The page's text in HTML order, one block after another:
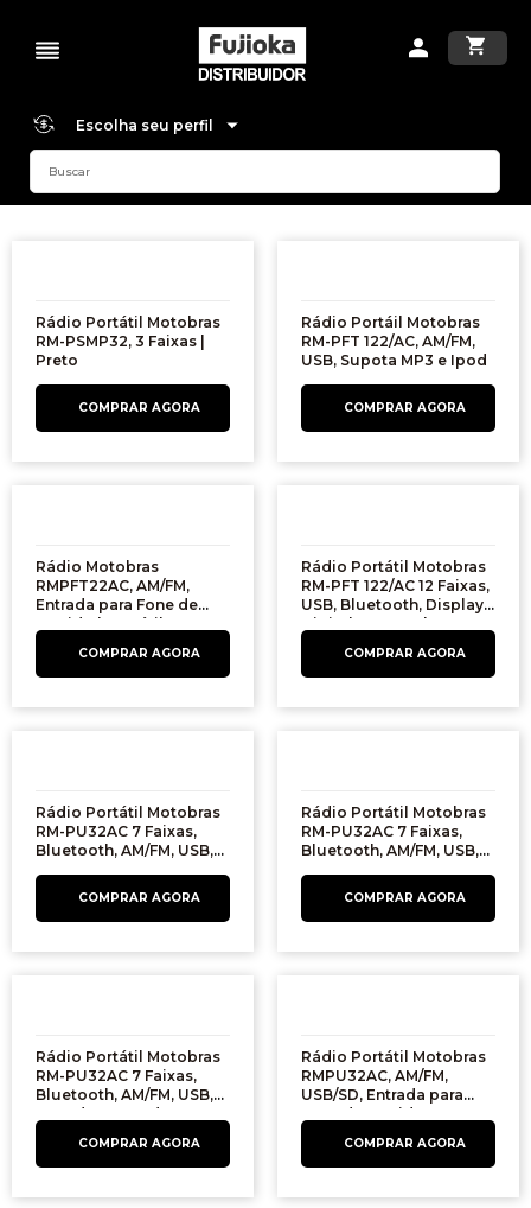
Escolha seu perfil
Rádio Portátil Motobras
RM-PSMP32, 3 Faixas |
Preto
Rádio Portáil Motobras
RM-PFT 122/AC, AM/FM,
USB, Supota MP3 e Ipod
Rádio Motobras
RMPFT22AC, AM/FM,
Entrada para Fone de
Ouvido | Portátil
Rádio Portátil Motobras
RM-PFT 122/AC 12 Faixas,
USB, Bluetooth, Display
Digital e Controle
Rádio Portátil Motobras
RM-PU32AC 7 Faixas,
Bluetooth, AM/FM, USB,
Rádio Portátil Motobras
RM-PU32AC 7 Faixas,
Bluetooth, AM/FM, USB,
Rádio Portátil Motobras
RM-PU32AC 7 Faixas,
Bluetooth, AM/FM, USB,
Entrada SD Card,
Rádio Portátil Motobras
RMPU32AC, AM/FM,
USB/SD, Entrada para
Fone de Ouvido